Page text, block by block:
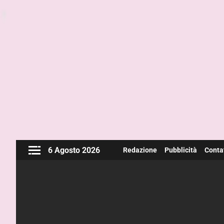
6 Agosto 2026 Redazione Pubblicità